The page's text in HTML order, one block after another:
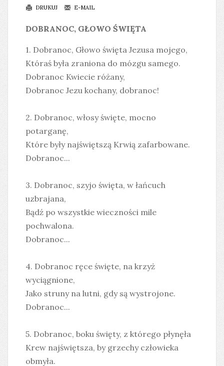
DRUKUJ E-MAIL
DOBRANOC, GŁOWO ŚWIĘTA
1. Dobranoc, Głowo święta Jezusa mojego,
Któraś była zraniona do mózgu samego.
Dobranoc Kwiecie różany,
Dobranoc Jezu kochany, dobranoc!
2. Dobranoc, włosy święte, mocno
potarganę,
Które były najświętszą Krwią zafarbowane.
Dobranoc...
3. Dobranoc, szyjo święta, w łańcuch
uzbrajana,
Bądź po wszystkie wieczności mile
pochwalona.
Dobranoc...
4. Dobranoc ręce święte, na krzyż
wyciągnione,
Jako struny na lutni, gdy są wystrojone.
Dobranoc...
5. Dobranoc, boku święty, z którego płynęła
Krew najświętsza, by grzechy człowieka
obmyła.